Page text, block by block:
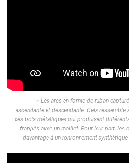
« Les arcs en forme de ruban
ascendante et descendante. Cela ressemble
ces bols métalliques qui produisent
frappés avec un maillet. Pour leur part, les
davantage à un ronronnement synthétique